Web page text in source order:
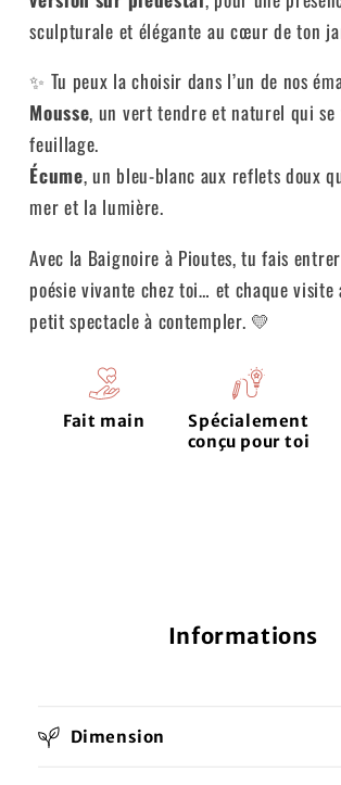
sculpturale et élégante au cœur de ton
✨ Tu peux la choisir dans l’un de nos
Mousse, un vert tendre et naturel qui se
feuillage.
Écume, un bleu-blanc aux reflets doux
mer et la lumière.
Avec la Baignoire à Pioutes, tu fais
poésie vivante chez toi… et chaque
petit spectacle à contempler. 💛
Fait main
Spécialement
conçu pour toi
Informations
Dimension